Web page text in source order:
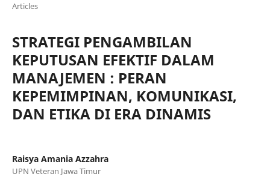
Articles
STRATEGI PENGAMBILAN
KEPUTUSAN EFEKTIF DALAM
MANAJEMEN : PERAN
KEPEMIMPINAN, KOMUNIKASI,
DAN ETIKA DI ERA DINAMIS
Raisya Amania Azzahra
UPN Veteran Jawa Timur